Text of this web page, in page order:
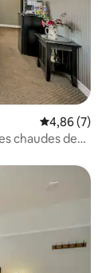
Évaluation
4,86 (7)
chaudes de